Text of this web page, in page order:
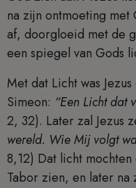
na zijn ontmoeting met
af, doorgloeid met de
een spiegel van Gods
Met dat Licht was
Simeon: “Een Licht
2, 32). Later zal Jezus
wereld. Wie Mij volgt
8,12) Dat licht
Tabor zien, en later na